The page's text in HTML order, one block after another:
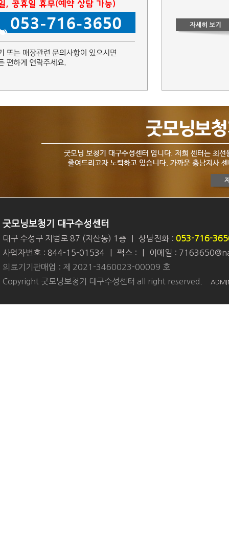
굿모닝보청기 대구수성센터
대구 수성구 지범로 87 (지산동) 1층 상담전화 : 053-716-
사업자번호 : 844-15-01534
팩스 :
이메일 :
의료기기판매업 : 제 2021-3460023-00009 호
Copyright 굿모닝보청기 대구수성센터 all right reserved.